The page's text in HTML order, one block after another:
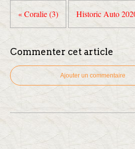
« Coralie (3) Historic Auto
Commenter cet article
Ajouter un commentaire